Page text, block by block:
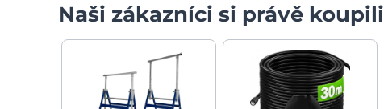
Naši zákazníci si právě koupili